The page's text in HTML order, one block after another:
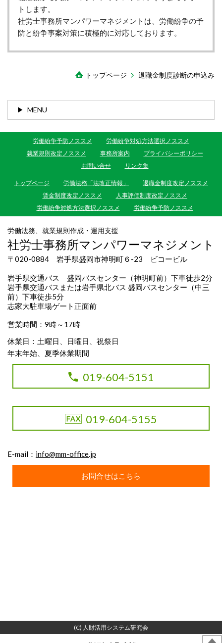
トします。
社労士事務所マンパワーマネジメントは、労働紛争の予
防と紛争事案対策に積極的に対応しております。
トップページ 退職金制度診断の申込み
MENU
労働紛争予防ノススメ
労働紛争対処方法選択ノススメ
就業規則改定ノススメ
事務所案内
プライバシーポリシー
お問い合せ
リンク集
トップページ 労働法務「法改正情報」
退職金制度改定ノススメ
賃金制度改定ノススメ
人事評価制度改定ノススメ
労働紛争対処方法選択ノススメ
労働紛争予防ノススメ
労働法務、就業規則作成・運用支援
社労士事務所マンパワーマネジメント
〒020-0884 岩手県盛岡市神明町６-23 ビコービル
岩手県交通バス 盛岡バスセンター（神明町前）下車徒歩2分
岩手県交通バスまたは岩手県北バス 盛岡バスセンター（中三
前）下車徒歩5分
志家大駐車場ゲート正面前
営業時間：9時～17時
休業日：土曜日、日曜日、祝祭日
年末年始、夏季休業期間
019-604-5151
019-604-5155
E-mail： info@mm-office.jp
お問合せはこちら
(C) 人財活用システム研究会